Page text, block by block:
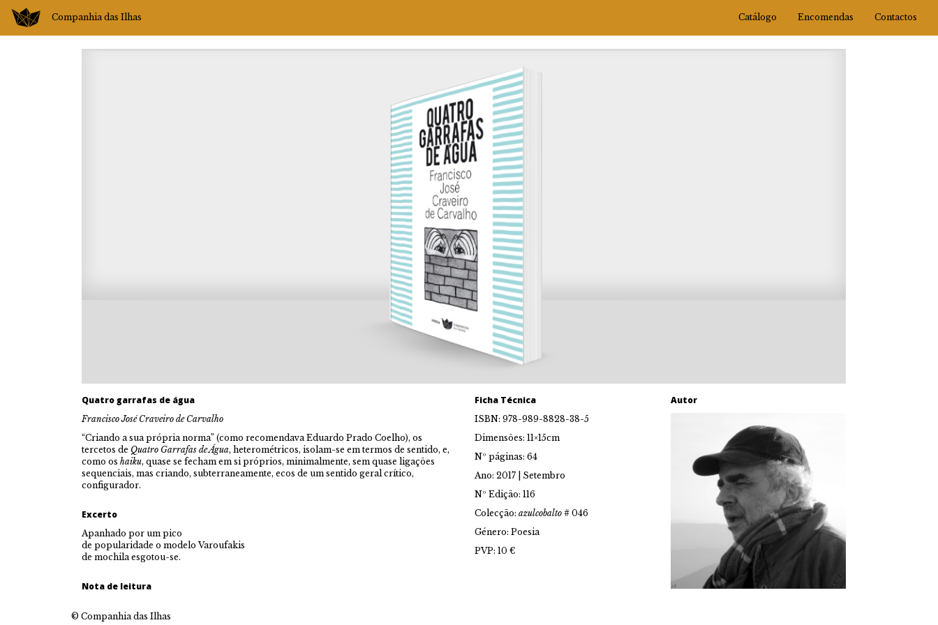
Companhia das Ilhas Catálogo Encomendas Contactos
Quatro garrafas de água
Francisco José Craveiro de Carvalho
“Criando a sua própria norma” (como recomendava Eduardo Prado Coelho), os
tercetos de Quatro Garrafas de Água, heterométricos, isolam-se em termos de sentido, e,
como os haiku, quase se fecham em si próprios, minimalmente, sem quase ligações
sequenciais, mas criando, subterraneamente, ecos de um sentido geral crítico,
configurador.
Excerto
Apanhado por um pico
de popularidade o modelo Varoufakis
de mochila esgotou-se.
Nota de leitura
Ficha Técnica
ISBN: 978-989-8828-38-5
Dimensões: 11×15cm
Nº páginas: 64
Ano: 2017 | Setembro
Nº Edição: 116
Colecção: azulcobalto# 046
Género: Poesia
PVP: 10 €
Autor
© Companhia das Ilhas